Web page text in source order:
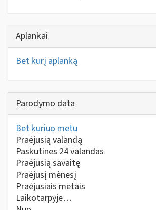
Aplankai
Bet kurį aplanką
Parodymo data
Bet kuriuo metu
Praėjusią valandą
Paskutines 24 valandas
Praėjusią savaitę
Praėjusį mėnesį
Praėjusiais metais
Laikotarpyje…